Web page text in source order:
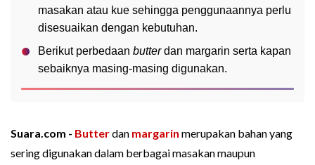
masakan atau kue sehingga penggunaannya perlu
disesuaikan dengan kebutuhan.
Berikut perbedaan butterdan margarin serta kapan
sebaiknya masing-masing digunakan.
Suara.com - Butterdan margarin merupakan bahan yang
sering digunakan dalam berbagai masakan maupun